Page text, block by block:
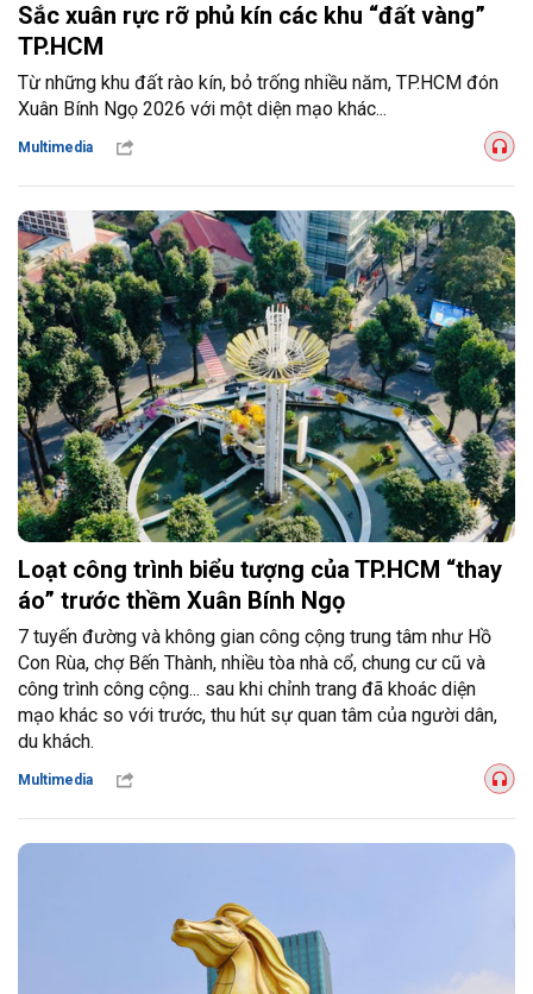
Sắc xuân rực rỡ phủ kín các khu “đất vàng”
TP.HCM
Từ những khu đất rào kín, bỏ trống nhiều năm, TP.HCM đón
Xuân Bính Ngọ 2026 với một diện mạo khác...
Multimedia
Loạt công trình biểu tượng của TP.HCM “thay
áo” trước thềm Xuân Bính Ngọ
7 tuyến đường và không gian công cộng trung tâm như Hồ
Con Rùa, chợ Bến Thành, nhiều tòa nhà cổ, chung cư cũ và
công trình công cộng... sau khi chỉnh trang đã khoác diện
mạo khác so với trước, thu hút sự quan tâm của người dân,
du khách.
Multimedia